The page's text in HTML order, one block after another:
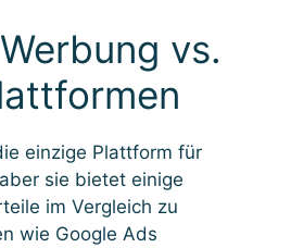
vs.
einzige Plattform für
sie bietet einige
im Vergleich zu
wie Google Ads